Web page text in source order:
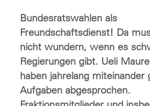
Bundesratswahlen als
Freundschaftsdienst! Da
nicht wundern, wenn es
Regierungen gibt. Ueli
haben jahrelang miteinander
Aufgaben abgesprochen.